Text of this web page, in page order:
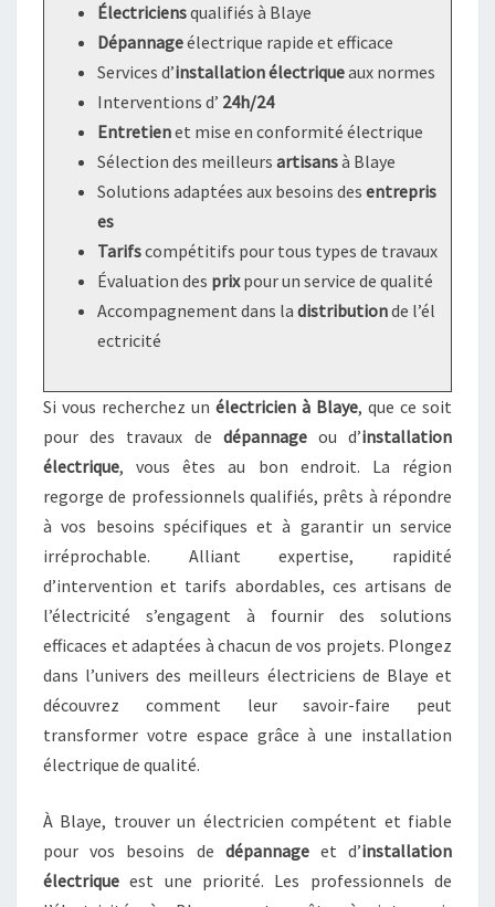
Électriciensqualifiés à Blaye
Dépannageélectrique rapide et efficace
Services d’installation électriqueaux normes
Interventions d’ 24h/24
Entretienet mise en conformité électrique
Sélection des meilleurs artisansà Blaye
Solutions adaptées aux besoins des entrepris
es
Tarifscompétitifs pour tous types de travaux
Évaluation des prixpour un service de qualité
Accompagnement dans la distributionde l’él
ectricité
Si vous recherchez un électricien à Blaye, que ce soit
pour des travaux de dépannageou d’installation
électrique, vous êtes au bon endroit. La région
regorge de professionnels qualifiés, prêts à répondre
à vos besoins spécifiques et à garantir un service
irréprochable. Alliant expertise, rapidité
d’intervention et tarifs abordables, ces artisans de
l’électricité s’engagent à fournir des solutions
efficaces et adaptées à chacun de vos projets. Plongez
dans l’univers des meilleurs électriciens de Blaye et
découvrez comment leur savoir-faire peut
transformer votre espace grâce à une installation
électrique de qualité.
À Blaye, trouver un électricien compétent et fiable
pour vos besoins de dépannageet d’installation
électrique est une priorité. Les professionnels de